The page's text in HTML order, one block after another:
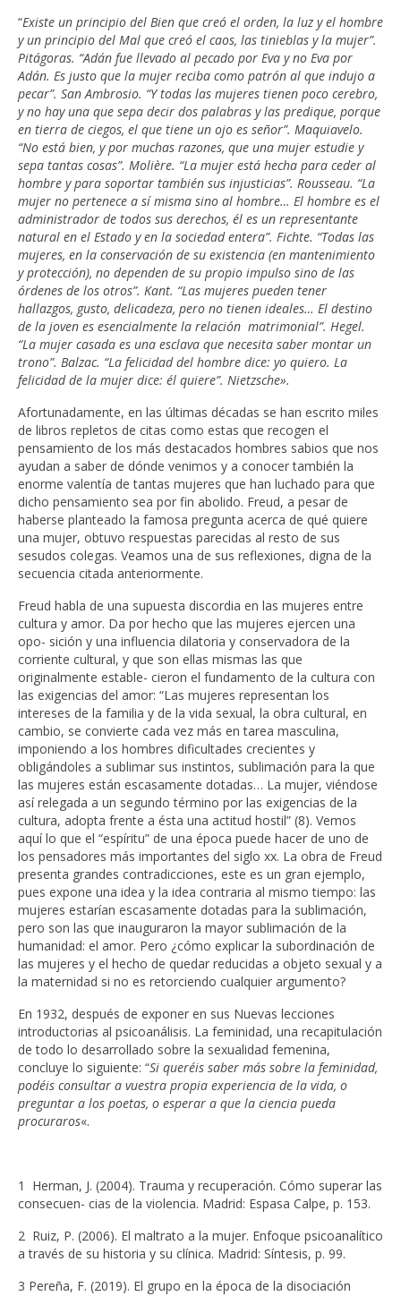
“Existe un principio del Bien que creó el orden, la luz y el hombre
y un principio del Mal que creó el caos, las tinieblas y la mujer”.
Pitágoras. “Adán fue llevado al pecado por Eva y no Eva por
Adán. Es justo que la mujer reciba como patrón al que indujo a
pecar”. San Ambrosio. “Y todas las mujeres tienen poco cerebro,
y no hay una que sepa decir dos palabras y las predique, porque
en tierra de ciegos, el que tiene un ojo es señor”. Maquiavelo.
“No está bien, y por muchas razones, que una mujer estudie y
sepa tantas cosas”. Molière. “La mujer está hecha para ceder al
hombre y para soportar también sus injusticias”. Rousseau. “La
mujer no pertenece a sí misma sino al hombre… El hombre es el
administrador de todos sus derechos, él es un representante
natural en el Estado y en la sociedad entera”. Fichte. “Todas las
mujeres, en la conservación de su existencia (en mantenimiento
y protección), no dependen de su propio impulso sino de las
órdenes de los otros”. Kant. “Las mujeres pueden tener
hallazgos, gusto, delicadeza, pero no tienen ideales… El destino
de la joven es esencialmente la relación matrimonial”. Hegel.
“La mujer casada es una esclava que necesita saber montar un
trono”. Balzac. “La felicidad del hombre dice: yo quiero. La
felicidad de la mujer dice: él quiere”. Nietzsche».
Afortunadamente, en las últimas décadas se han escrito miles
de libros repletos de citas como estas que recogen el
pensamiento de los más destacados hombres sabios que nos
ayudan a saber de dónde venimos y a conocer también la
enorme valentía de tantas mujeres que han luchado para que
dicho pensamiento sea por fin abolido. Freud, a pesar de
haberse planteado la famosa pregunta acerca de qué quiere
una mujer, obtuvo respuestas parecidas al resto de sus
sesudos colegas. Veamos una de sus reflexiones, digna de la
secuencia citada anteriormente.
Freud habla de una supuesta discordia en las mujeres entre
cultura y amor. Da por hecho que las mujeres ejercen una
opo- sición y una influencia dilatoria y conservadora de la
corriente cultural, y que son ellas mismas las que
originalmente estable- cieron el fundamento de la cultura con
las exigencias del amor: “Las mujeres representan los
intereses de la familia y de la vida sexual, la obra cultural, en
cambio, se convierte cada vez más en tarea masculina,
imponiendo a los hombres dificultades crecientes y
obligándoles a sublimar sus instintos, sublimación para la que
las mujeres están escasamente dotadas… La mujer, viéndose
así relegada a un segundo término por las exigencias de la
cultura, adopta frente a ésta una actitud hostil” (8). Vemos
aquí lo que el “espíritu” de una época puede hacer de uno de
los pensadores más importantes del siglo xx. La obra de Freud
presenta grandes contradicciones, este es un gran ejemplo,
pues expone una idea y la idea contraria al mismo tiempo: las
mujeres estarían escasamente dotadas para la sublimación,
pero son las que inauguraron la mayor sublimación de la
humanidad: el amor. Pero ¿cómo explicar la subordinación de
las mujeres y el hecho de quedar reducidas a objeto sexual y a
la maternidad si no es retorciendo cualquier argumento?
En 1932, después de exponer en sus Nuevas lecciones
introductorias al psicoanálisis. La feminidad, una recapitulación
de todo lo desarrollado sobre la sexualidad femenina,
concluye lo siguiente: “Si queréis saber más sobre la feminidad,
podéis consultar a vuestra propia experiencia de la vida, o
preguntar a los poetas, o esperar a que la ciencia pueda
procuraros«.
1 Herman, J. (2004). Trauma y recuperación. Cómo superar las
consecuen- cias de la violencia. Madrid: Espasa Calpe, p. 153.
2 Ruiz, P. (2006). El maltrato a la mujer. Enfoque psicoanalítico
a través de su historia y su clínica. Madrid: Síntesis, p. 99.
3 Pereña, F. (2019). El grupo en la época de la disociación